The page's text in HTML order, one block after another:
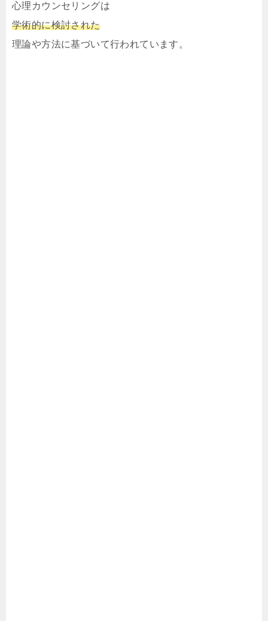
心理カウンセリングは
学術的に検討された
理論や方法に基づいて行われています。